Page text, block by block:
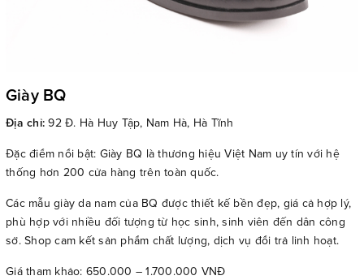
Giày BQ
Địa chỉ: 92 Đ. Hà Huy Tập, Nam Hà, Hà Tĩnh
Đặc điểm nổi bật: Giày BQ là thương hiệu Việt Nam uy tín với hệ
thống hơn 200 cửa hàng trên toàn quốc.
Các mẫu giày da nam của BQ được thiết kế bền đẹp, giá cả hợp lý,
phù hợp với nhiều đối tượng từ học sinh, sinh viên đến dân công
sở. Shop cam kết sản phẩm chất lượng, dịch vụ đổi trả linh hoạt.
Giá tham khảo: 650.000 – 1.700.000 VNĐ